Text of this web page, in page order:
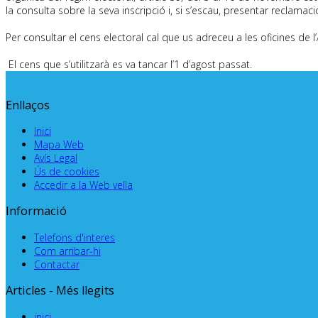
la consulta sobre la seva inscripció i, si s’escau, presentar
Per consultar el cens electoral cal que us adreceu a les oficines de
El cens que s’utilitzarà es va tancar l’1 d’agost passat.
Enllaços
Inici
Mapa Web
Avís Legal
Ús de cookies
Accedir a la Web vella
Informació
Telefons d'interes
Com arribar-hi
Contactar
Articles - Més llegits